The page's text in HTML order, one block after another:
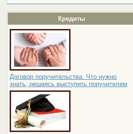
Кредиты
Договор поручительства. Что нужно
знать, решаясь выступить поручителем